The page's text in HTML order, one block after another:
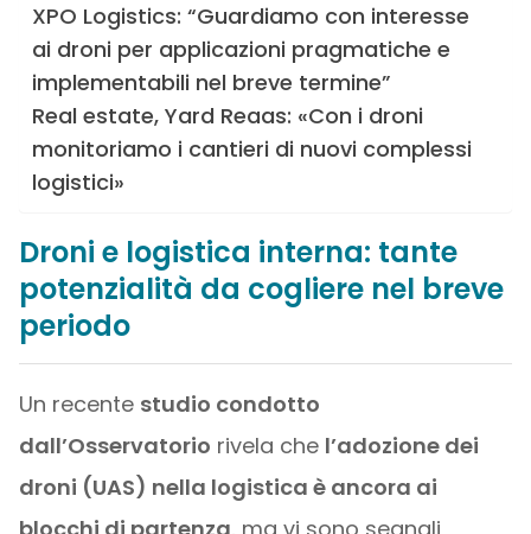
XPO Logistics: “Guardiamo con interesse
ai droni per applicazioni pragmatiche e
implementabili nel breve termine”
Real estate, Yard Reaas: «Con i droni
monitoriamo i cantieri di nuovi complessi
logistici»
Droni e logistica interna: tante
potenzialità da cogliere nel breve
periodo
Un recente studio condotto
dall’Osservatorio rivela che l’adozione dei
droni (UAS) nella logistica è ancora ai